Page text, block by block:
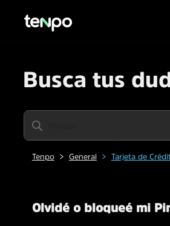
Busca tus
Tenpo General Tarjeta de
Olvidé o bloqueé mi